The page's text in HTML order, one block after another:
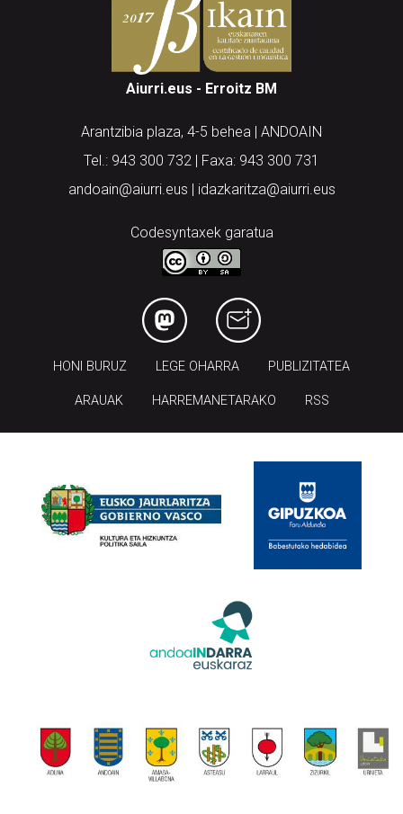
Aiurri.eus - Erroitz BM
Arantzibia plaza, 4-5 behea | ANDOAIN
Tel.: 943 300 732 | Faxa: 943 300 731
andoain@aiurri.eus | idazkaritza@aiurri.eus
Codesyntaxek garatua
HONI BURUZ LEGE OHARRA PUBLIZITATEA
ARAUAK HARREMANETARAKO RSS